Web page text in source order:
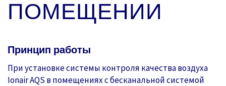
ПОМЕЩЕНИИ
Принцип работы
При установке системы контроля качества воздуха
Ionair AQS в помещениях с бесканальной системой